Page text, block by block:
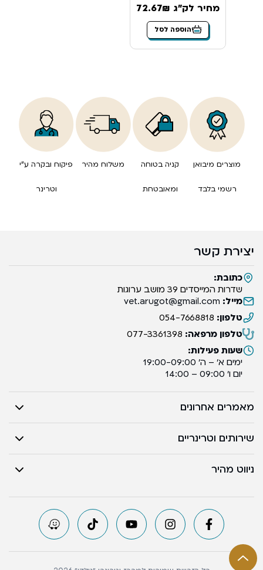
מחיר לק"ג 72.67₪
הוספה לסל
מוצרים מיבואן
רשמי בלבד
קניה בטוחה
ומאובטחת
משלוח מהיר פיקוח ובקרה ע”י
וטרינר
יצירת קשר
כתובת:
שדרות המייסדים 39 מושב ערוגות
מייל: vet.arugot@gmail.com
טלפון: 054-7668818
טלפון מרפאה: 077-3361398
שעות פעילות:
ימים א’ – ה’ 19:00-09:00
יום ו’ 09:00 – 14:00
מאמרים אחרונים
שירותים וטרינריים
ניווט מהיר